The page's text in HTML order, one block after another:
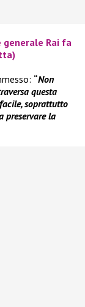
generale Rai fa
“Non
questa
soprattutto
preservare la